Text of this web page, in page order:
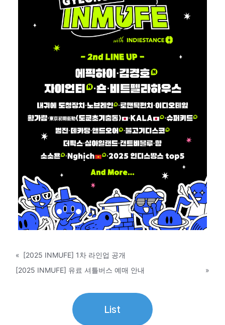
« [2025 INMUFE] 1차 라인업 공개
[2025 INMUFE] 유료 셔틀버스 예매 안내
»
List